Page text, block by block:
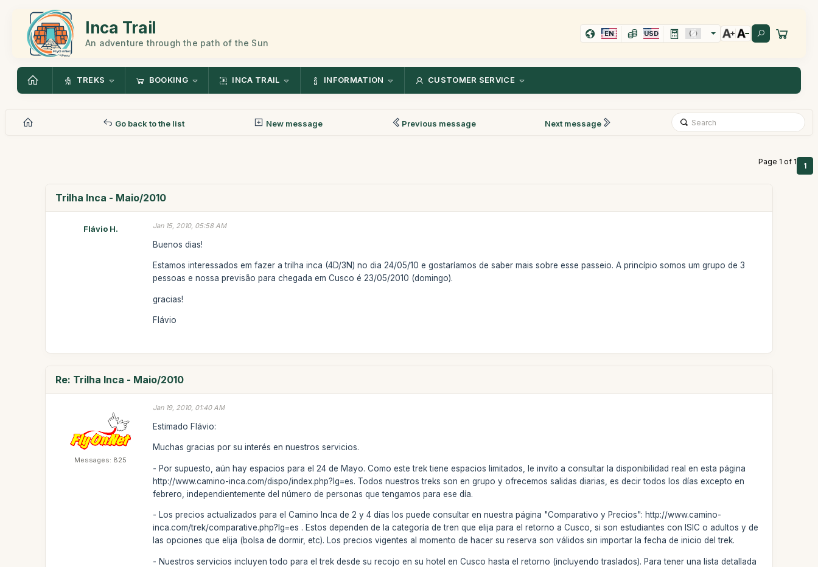
Inca Trail
An adventure through the path of the Sun
EN USD
TREKS BOOKING INCA TRAIL INFORMATION CUSTOMER SERVICE
Go back to the list New message Previous message Next message
Page 1 of 1 1
Trilha Inca - Maio/2010
Flávio H. Jan 15, 2010, 05:58 AM
Buenos dias!
Estamos interessados em fazer a trilha inca (4D/3N) no dia 24/05/10 e gostaríamos de saber mais sobre esse passeio. A princípio somos um grupo de 3
pessoas e nossa previsão para chegada em Cusco é 23/05/2010 (domingo).
gracias!
Flávio
Re: Trilha Inca - Maio/2010
Messages: 825
Jan 19, 2010, 01:40 AM
Estimado Flávio:
Muchas gracias por su interés en nuestros servicios.
- Por supuesto, aún hay espacios para el 24 de Mayo. Como este trek tiene espacios limitados, le invito a consultar la disponibilidad real en esta página
http://www.camino-inca.com/dispo/index.php?lg=es. Todos nuestros treks son en grupo y ofrecemos salidas diarias, es decir todos los días excepto en
febrero, independientemente del número de personas que tengamos para ese día.
- Los precios actualizados para el Camino Inca de 2 y 4 días los puede consultar en nuestra página "Comparativo y Precios": http://www.camino-
inca.com/trek/comparative.php?lg=es . Estos dependen de la categoría de tren que elija para el retorno a Cusco, si son estudiantes con ISIC o adultos y de
las opciones que elija (bolsa de dormir, etc). Los precios vigentes al momento de hacer su reserva son válidos sin importar la fecha de inicio del trek.
- Nuestros servicios incluyen todo para el trek desde su recojo en su hotel en Cusco hasta el retorno (incluyendo traslados). Para tener una lista detallada